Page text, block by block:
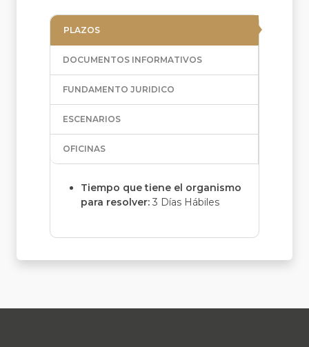
PLAZOS
DOCUMENTOS INFORMATIVOS
FUNDAMENTO JURIDICO
ESCENARIOS
OFICINAS
Tiempo que tiene el organismo
para resolver: 3 Días Hábiles